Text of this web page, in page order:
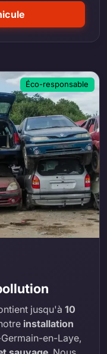
Éco-responsable
jusqu'à 10
installation
en-Laye,